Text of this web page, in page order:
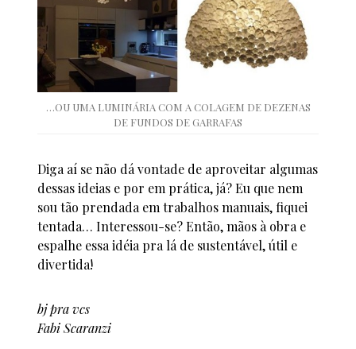
…OU UMA LUMINÁRIA COM A COLAGEM DE DEZENAS
DE FUNDOS DE GARRAFAS
Diga aí se não dá vontade de aproveitar algumas
dessas ideias e por em prática, já? Eu que nem
sou tão prendada em trabalhos manuais, fiquei
tentada… Interessou-se? Então, mãos à obra e
espalhe essa idéia pra lá de sustentável, útil e
divertida!
bj pra vcs
Fabi Scaranzi